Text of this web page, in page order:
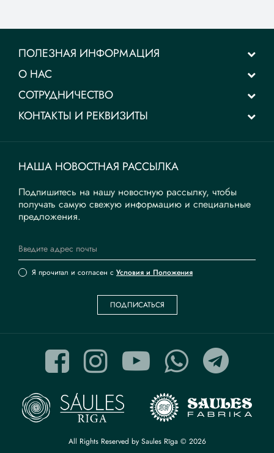
ПОЛЕЗНАЯ ИНФОРМАЦИЯ
О НАС
СОТРУДНИЧЕСТВО
КОНТАКТЫ И РЕКВИЗИТЫ
НАША НОВОСТНАЯ РАССЫЛКА
Подпишитесь на нашу новостную рассылку, чтобы
получать самую свежую информацию и специальные
предложения.
Я прочитал и согласен с Условия и Положения
ПОДПИСАТЬСЯ
All Rights Reserved by Saules Rīga © 2026